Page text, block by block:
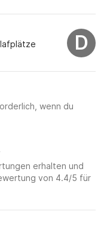
D
wenn du
erhalten und
von 4.4/5 für